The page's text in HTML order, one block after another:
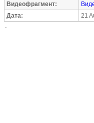
Видеофрагмент:
Дата:
21